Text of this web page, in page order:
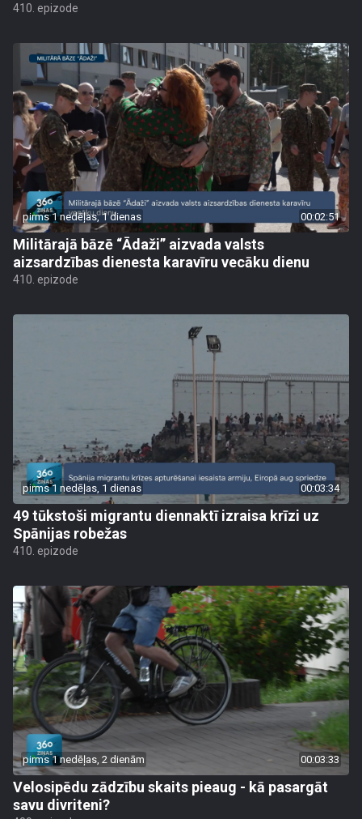
410. epizode
pirms 1 nedēļas, 1 dienas 00:02:51
Militārajā bāzē “Ādaži” aizvada valsts
aizsardzības dienesta karavīru vecāku dienu
410. epizode
pirms 1 nedēļas, 1 dienas 00:03:34
49 tūkstoši migrantu diennaktī izraisa krīzi uz
Spānijas robežas
410. epizode
pirms 1 nedēļas, 2 dienām 00:03:33
Velosipēdu zādzību skaits pieaug - kā pasargāt
savu divriteni?